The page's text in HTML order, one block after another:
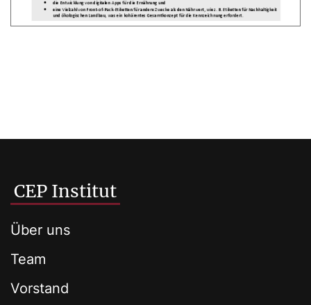
CEP Institut
Über uns
Team
Vorstand